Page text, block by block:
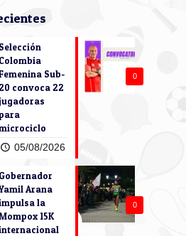
0
Selección
Colombia
Sub-
convoca 22
05/08/2026
0
Gobernador
Arana
la
15K